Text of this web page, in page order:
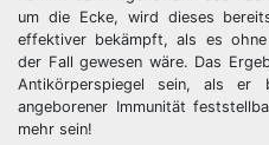
um die Ecke, wird dieses
effektiver bekämpft, als es ohne
der Fall gewesen wäre. Das
Antikörperspiegel sein, als er
angeborener Immunität
mehr sein!